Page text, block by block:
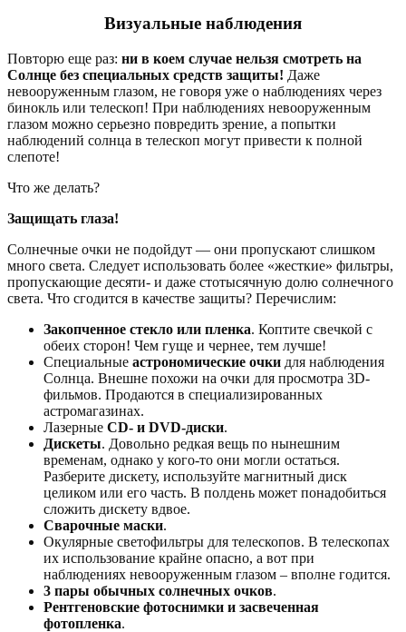
Визуальные наблюдения
Повторю еще раз: ни в коем случае нельзя смотреть на
Солнце без специальных средств защиты! Даже
невооруженным глазом, не говоря уже о наблюдениях через
бинокль или телескоп! При наблюдениях невооруженным
глазом можно серьезно повредить зрение, а попытки
наблюдений солнца в телескоп могут привести к полной
слепоте!
Что же делать?
Защищать глаза!
Солнечные очки не подойдут — они пропускают слишком
много света. Следует использовать более «жесткие» фильтры,
пропускающие десяти- и даже стотысячную долю солнечного
света. Что сгодится в качестве защиты? Перечислим:
Закопченное стекло или пленка. Коптите свечкой с
обеих сторон! Чем гуще и чернее, тем лучше!
Специальные астрономические очки для наблюдения
Солнца. Внешне похожи на очки для просмотра 3D-
фильмов. Продаются в специализированных
астромагазинах.
Лазерные CD- и DVD-диски.
Дискеты. Довольно редкая вещь по нынешним
временам, однако у кого-то они могли остаться.
Разберите дискету, используйте магнитный диск
целиком или его часть. В полдень может понадобиться
сложить дискету вдвое.
Сварочные маски.
Окулярные светофильтры для телескопов. В телескопах
их использование крайне опасно, а вот при
наблюдениях невооруженным глазом – вполне годится.
3 пары обычных солнечных очков.
Рентгеновские фотоснимки и засвеченная
фотопленка.